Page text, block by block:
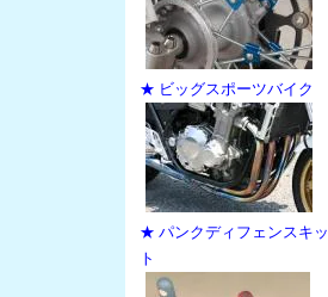
★ ビッグスポーツバイク
★ パンクディフェンスキッ
ト